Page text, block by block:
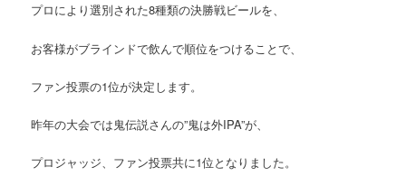
プロにより選別された8種類の決勝戦ビールを、
お客様がブラインドで飲んで順位をつけることで、
ファン投票の1位が決定します。
昨年の大会では鬼伝説さんの”鬼は外IPA”が、
プロジャッジ、ファン投票共に1位となりました。